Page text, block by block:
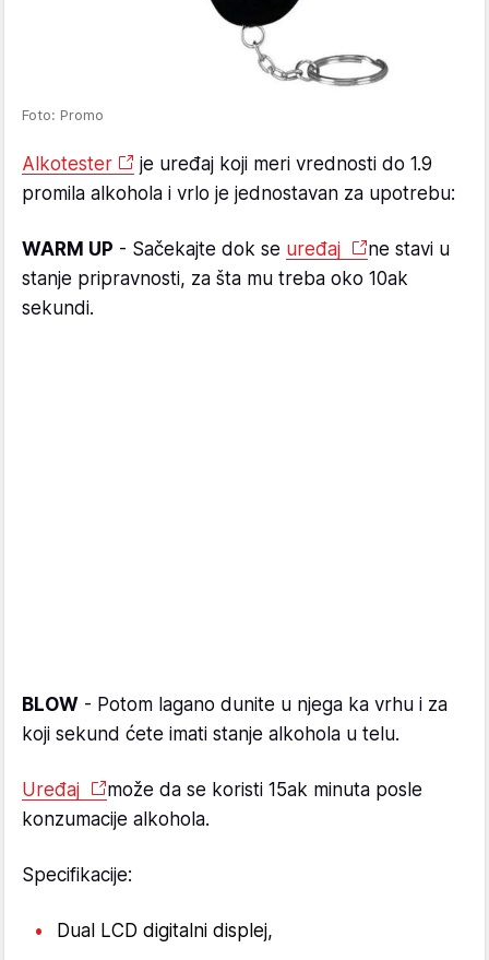
Foto: Promo
Alkotester
je uređaj koji meri vrednosti do 1.9
promila alkohola i vrlo je jednostavan za upotrebu:
WARM UP - Sačekajte dok se uređaj
ne stavi u
stanje pripravnosti, za šta mu treba oko 10ak
sekundi.
BLOW - Potom lagano dunite u njega ka vrhu i za
koji sekund ćete imati stanje alkohola u telu.
Uređaj
može da se koristi 15ak minuta posle
konzumacije alkohola.
Specifikacije:
Dual LCD digitalni displej,